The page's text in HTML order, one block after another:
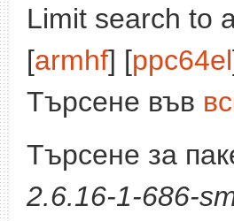
Limit search to
[armhf] [ppc64el
Търсене във
Търсене за
2.6.16-1-686-